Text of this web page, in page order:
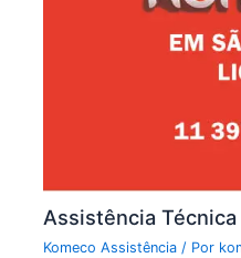
Assistência Técnica
Komeco Assistência / Por